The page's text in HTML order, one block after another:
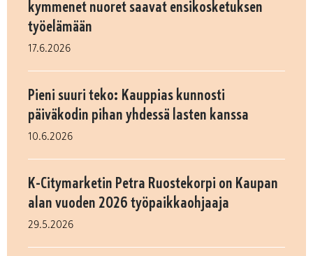
kymmenet nuoret saavat ensikosketuksen
työelämään
17.6.2026
Pieni suuri teko: Kauppias kunnosti
päiväkodin pihan yhdessä lasten kanssa
10.6.2026
K-Citymarketin Petra Ruostekorpi on Kaupan
alan vuoden 2026 työpaikkaohjaaja
29.5.2026